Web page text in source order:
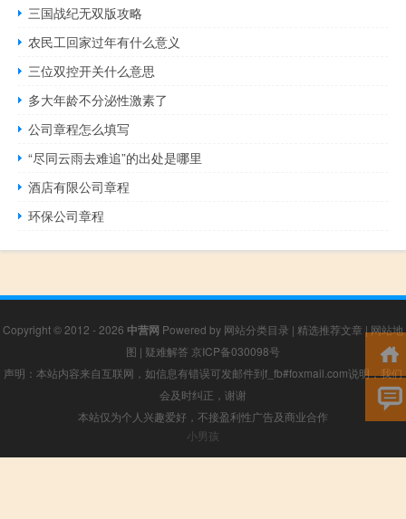
三国战纪无双版攻略
农民工回家过年有什么意义
三位双控开关什么意思
多大年龄不分泌性激素了
公司章程怎么填写
“尽同云雨去难追”的出处是哪里
酒店有限公司章程
环保公司章程
Copyright © 2012 - 2026 中营网 Powered by 网站分类目录 | 精选推荐文章 |网站地
图 | 疑难解答 京ICP备030098号
声明：本站内容来自互联网，如信息有错误可发邮件到f_fb#foxmail.com说明，我们
会及时纠正，谢谢
本站仅为个人兴趣爱好，不接盈利性广告及商业合作
小男孩